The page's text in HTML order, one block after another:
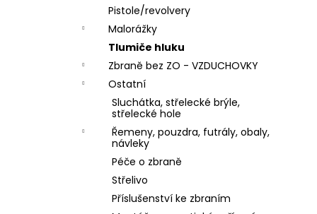
Pistole/revolvery
Malorážky
Tlumiče hluku
Zbraně bez ZO - VZDUCHOVKY
Ostatní
Sluchátka, střelecké brýle,
střelecké hole
Řemeny, pouzdra, futrály, obaly,
návleky
Péče o zbraně
Střelivo
Příslušenství ke zbraním